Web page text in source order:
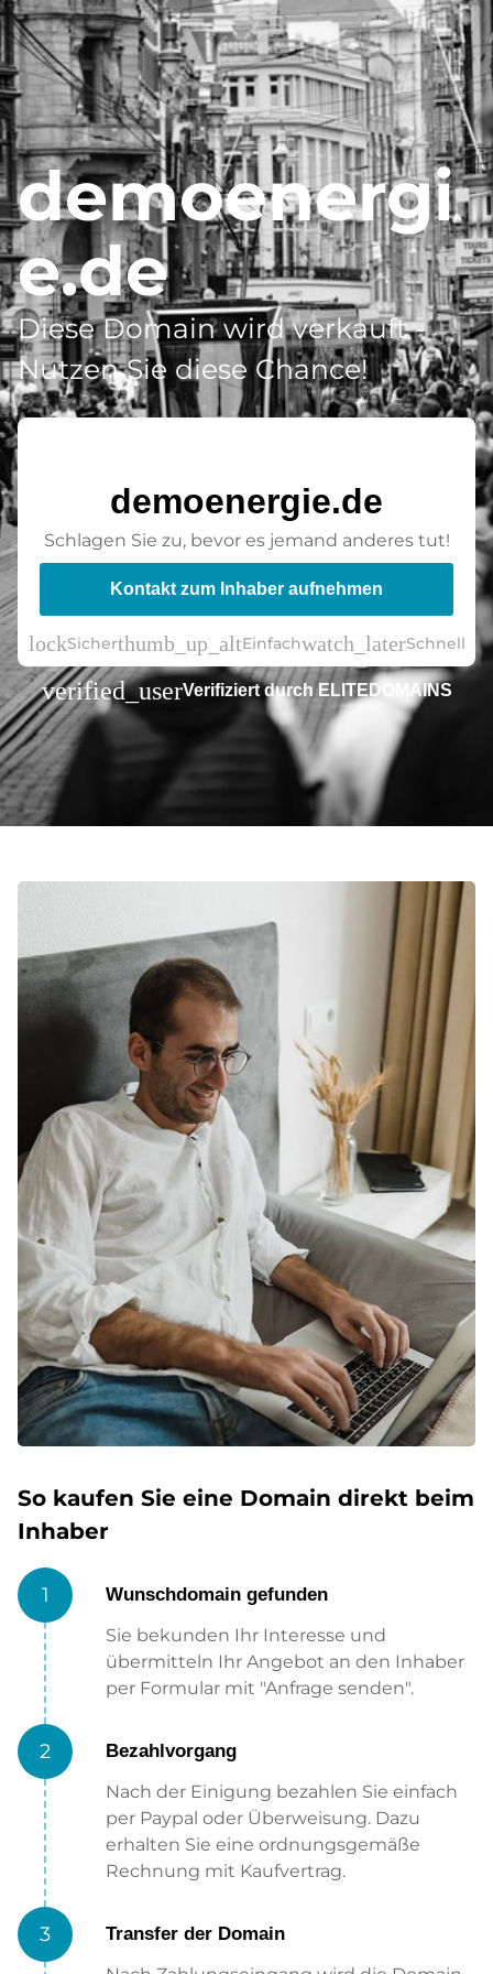
demoenergi
e.de
Diese Domain wird verkauft -
Nutzen Sie diese Chance!
demoenergie.de
Schlagen Sie zu, bevor es jemand anderes tut!
Kontakt zum Inhaber aufnehmen
lockSicherthumb_up_altEinfachwatch_laterSchnell
verified_userVerifiziert durch ELITEDOMAINS
So kaufen Sie eine Domain direkt beim
Inhaber
1
Wunschdomain gefunden
Sie bekunden Ihr Interesse und
übermitteln Ihr Angebot an den Inhaber
per Formular mit "Anfrage senden".
2
Bezahlvorgang
Nach der Einigung bezahlen Sie einfach
per Paypal oder Überweisung. Dazu
erhalten Sie eine ordnungsgemäße
Rechnung mit Kaufvertrag.
3
Transfer der Domain